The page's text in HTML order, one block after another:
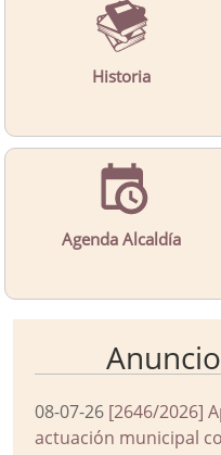
Historia
Agenda Alcaldía
08-07-26 [2646/2026]
actuación municipal